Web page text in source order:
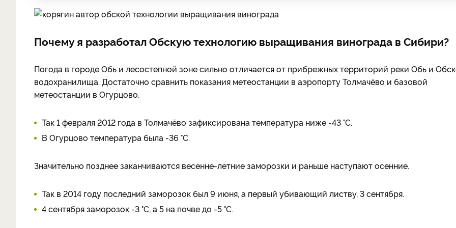
Почему я разработал Обскую технологию выращивания винограда в Сибири?
Погода в городе Обь и лесостепной зоне сильно отличается от прибрежных территорий реки Обь и
водохранилища. Достаточно сравнить показания метеостанции в аэропорту Толмачёво и базовой
метеостанции в Огурцово.
Так 1 февраля 2012 года в Толмачёво зафиксирована температура ниже -43 °C.
В Огурцово температура была -36 °C.
Значительно позднее заканчиваются весенне-летние заморозки и раньше наступают осенние.
Так в 2014 году последний заморозок был 9 июня, а первый убивающий листву, 3 сентября.
4 сентября заморозок -3 °C, а 5 на почве до -5 °C.